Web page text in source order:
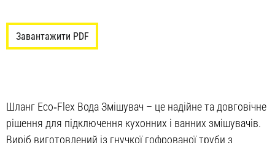
Завантажити PDF
Шланг Eco‑Flex Вода Змішувач – це надійне та довговічне
рішення для підключення кухонних і ванних змішувачів.
Виріб виготовлений із гнучкої гофрованої труби з